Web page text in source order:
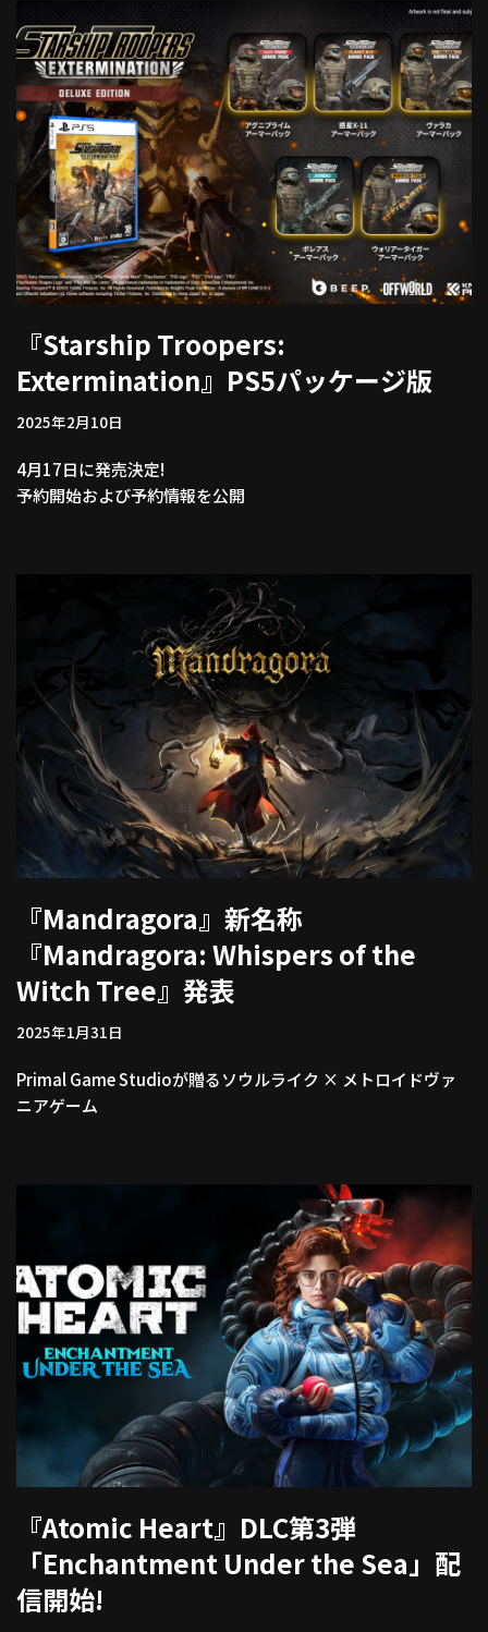
『Starship Troopers:
Extermination』PS5パッケージ版
2025年2月10日
4月17日に発売決定!
予約開始および予約情報を公開
『Mandragora』新名称
『Mandragora: Whispers of the
Witch Tree』発表
2025年1月31日
Primal Game Studioが贈るソウルライク × メトロイドヴァ
ニアゲーム
『Atomic Heart』DLC第3弾
「Enchantment Under the Sea」配
信開始!